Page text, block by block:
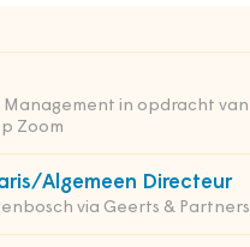
Management in opdracht van
Zoom
Algemeen Directeur
via Geerts & Partners